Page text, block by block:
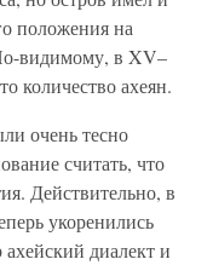
положения на
видимому, в XV–
количество ахеян.
очень тесно
считать, что
Действительно, в
укоренились
диалект и